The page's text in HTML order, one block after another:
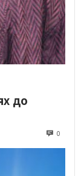
до
0